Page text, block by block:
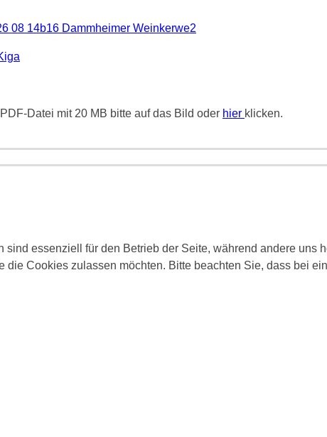
Datei mit 20 MB bitte auf das Bild oder hier klicken.
essenziell für den Betrieb der Seite, während andere uns
Cookies zulassen möchten. Bitte beachten Sie, dass bei